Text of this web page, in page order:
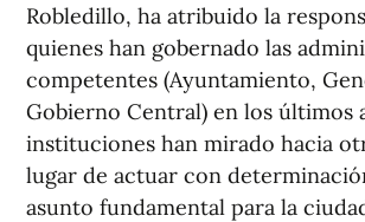
Robledillo, ha atribuido la
quienes han gobernado las
competentes (Ayuntamiento,
Gobierno Central) en los últimos
instituciones han mirado hacia
lugar de actuar con
asunto fundamental para la